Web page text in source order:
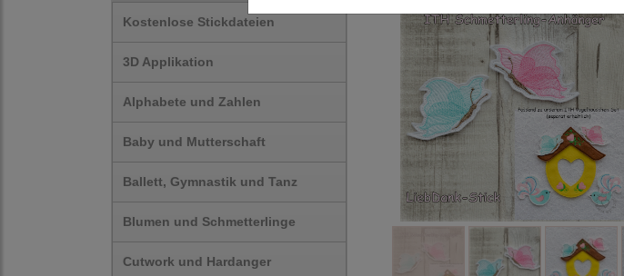
Kostenlose Stickdateien
3D Applikation
Alphabete und Zahlen
Baby und Mutterschaft
Ballett, Gymnastik und Tanz
Blumen und Schmetterlinge
Cutwork und Hardanger